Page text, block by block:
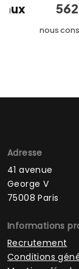
562
nous
Adresse
41 avenue
George V
75008 Paris
Informations
Recrutement
Conditions